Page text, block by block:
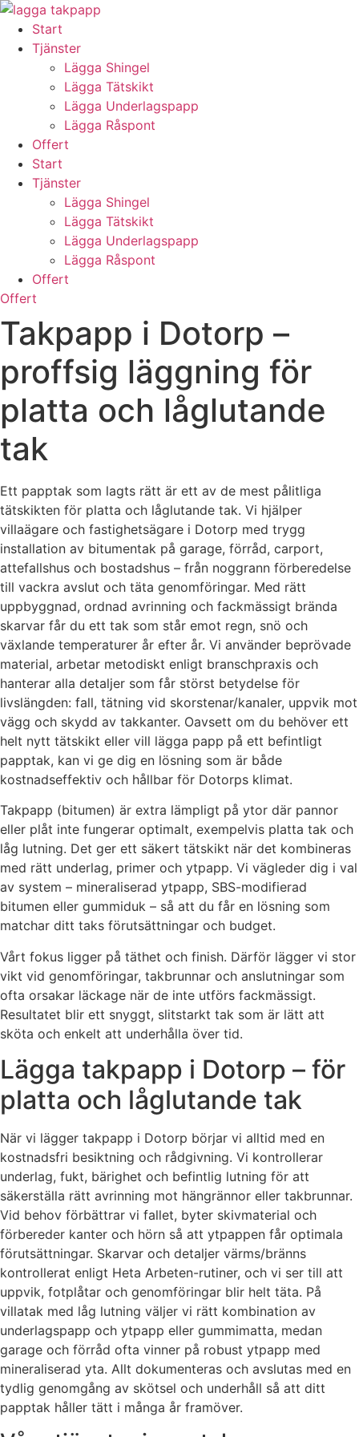
Skip
content
Start
Tjänster
Lägga Shingel
Lägga Tätskikt
Lägga Underlagspapp
Lägga Råspont
Offert
Start
Tjänster
Lägga Shingel
Lägga Tätskikt
Lägga Underlagspapp
Lägga Råspont
Offert
Offert
Takpapp i Dotorp –
proffsig läggning för
platta och låglutande
tak
Ett papptak som lagts rätt är ett av de mest pålitliga
tätskikten för platta och låglutande tak. Vi hjälper
villaägare och fastighetsägare i Dotorp med trygg
installation av bitumentak på garage, förråd, carport,
attefallshus och bostadshus – från noggrann förberedelse
till vackra avslut och täta genomföringar. Med rätt
uppbyggnad, ordnad avrinning och fackmässigt brända
skarvar får du ett tak som står emot regn, snö och
växlande temperaturer år efter år. Vi använder beprövade
material, arbetar metodiskt enligt branschpraxis och
hanterar alla detaljer som får störst betydelse för
livslängden: fall, tätning vid skorstenar/kanaler, uppvik mot
vägg och skydd av takkanter. Oavsett om du behöver ett
helt nytt tätskikt eller vill lägga papp på ett befintligt
papptak, kan vi ge dig en lösning som är både
kostnadseffektiv och hållbar för Dotorps klimat.
Takpapp (bitumen) är extra lämpligt på ytor där pannor
eller plåt inte fungerar optimalt, exempelvis platta tak och
låg lutning. Det ger ett säkert tätskikt när det kombineras
med rätt underlag, primer och ytpapp. Vi vägleder dig i val
av system – mineraliserad ytpapp, SBS-modifierad
bitumen eller gummiduk – så att du får en lösning som
matchar ditt taks förutsättningar och budget.
Vårt fokus ligger på täthet och finish. Därför lägger vi stor
vikt vid genomföringar, takbrunnar och anslutningar som
ofta orsakar läckage när de inte utförs fackmässigt.
Resultatet blir ett snyggt, slitstarkt tak som är lätt att
sköta och enkelt att underhålla över tid.
Lägga takpapp i Dotorp – för
platta och låglutande tak
När vi lägger takpapp i Dotorp börjar vi alltid med en
kostnadsfri besiktning och rådgivning. Vi kontrollerar
underlag, fukt, bärighet och befintlig lutning för att
säkerställa rätt avrinning mot hängrännor eller takbrunnar.
Vid behov förbättrar vi fallet, byter skivmaterial och
förbereder kanter och hörn så att ytpappen får optimala
förutsättningar. Skarvar och detaljer värms/bränns
kontrollerat enligt Heta Arbeten-rutiner, och vi ser till att
uppvik, fotplåtar och genomföringar blir helt täta. På
villatak med låg lutning väljer vi rätt kombination av
underlagspapp och ytpapp eller gummimatta, medan
garage och förråd ofta vinner på robust ytpapp med
mineraliserad yta. Allt dokumenteras och avslutas med en
tydlig genomgång av skötsel och underhåll så att ditt
papptak håller tätt i många år framöver.